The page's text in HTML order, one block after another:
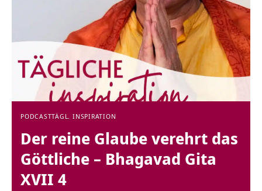
PODCASTTÄGL. INSPIRATION
Der reine Glaube verehrt das
Göttliche – Bhagavad Gita
XVII 4